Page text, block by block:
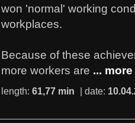
won 'normal' working
workplaces.
Because of these
more workers are ... more
length: 61,77 min | date: